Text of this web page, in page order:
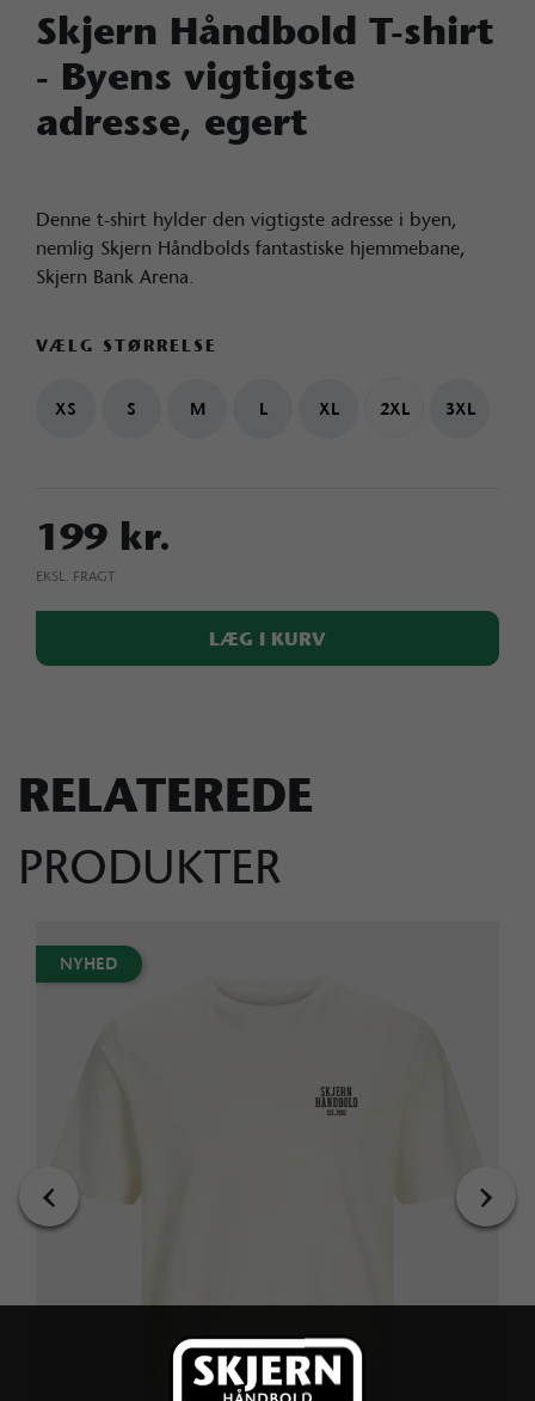
Skjern Håndbold T-shirt
- Byens vigtigste
adresse, egert
Denne t-shirt hylder den vigtigste adresse i byen,
nemlig Skjern Håndbolds fantastiske hjemmebane,
Skjern Bank Arena.
VÆLG STØRRELSE
XS S M L XL 2XL 3XL
199 kr.
EKSL. FRAGT
LÆG I KURV
RELATEREDE
PRODUKTER
NYHED
‹ ›